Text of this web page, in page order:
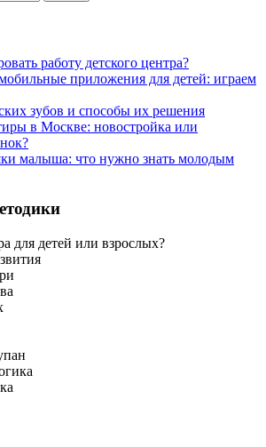
работу детского центра?
приложения для детей: играем
зубов и способы их решения
в Москве: новостройка или
малыша: что нужно знать молодым
для детей или взрослых?